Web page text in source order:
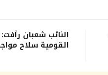
النائب شعبان
القومية سلاح